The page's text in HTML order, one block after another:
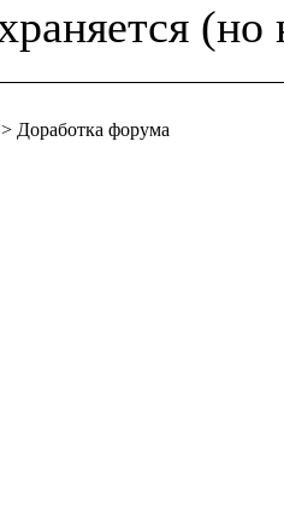
> Доработка форума